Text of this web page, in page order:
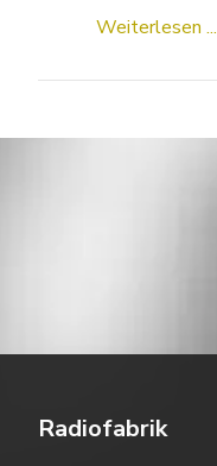
Weiterlesen ...
Radiofabrik